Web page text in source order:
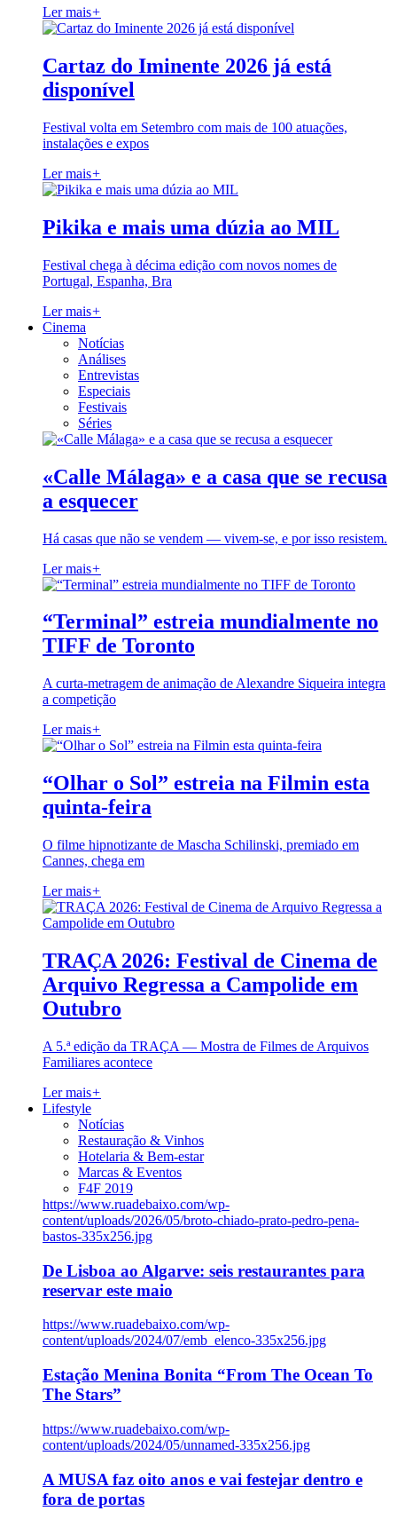
Ler mais+
Cartaz do Iminente 2026 já está
disponível
Festival volta em Setembro com mais de 100 atuações,
instalações e expos
Ler mais+
Pikika e mais uma dúzia ao MIL
Festival chega à décima edição com novos nomes de
Portugal, Espanha, Bra
Ler mais+
Cinema
Notícias
Análises
Entrevistas
Especiais
Festivais
Séries
«Calle Málaga» e a casa que se recusa
a esquecer
Há casas que não se vendem — vivem-se, e por isso resistem.
Ler mais+
“Terminal” estreia mundialmente no
TIFF de Toronto
A curta-metragem de animação de Alexandre Siqueira integra
a competição
Ler mais+
“Olhar o Sol” estreia na Filmin esta
quinta-feira
O filme hipnotizante de Mascha Schilinski, premiado em
Cannes, chega em
Ler mais+
TRAÇA 2026: Festival de Cinema de
Arquivo Regressa a Campolide em
Outubro
A 5.ª edição da TRAÇA — Mostra de Filmes de Arquivos
Familiares acontece
Ler mais+
Lifestyle
Notícias
Restauração & Vinhos
Hotelaria & Bem-estar
Marcas & Eventos
F4F 2019
https://www.ruadebaixo.com/wp-
content/uploads/2026/05/broto-chiado-prato-pedro-pena-
bastos-335x256.jpg
De Lisboa ao Algarve: seis restaurantes para
reservar este maio
https://www.ruadebaixo.com/wp-
content/uploads/2024/07/emb_elenco-335x256.jpg
Estação Menina Bonita “From The Ocean To
The Stars”
https://www.ruadebaixo.com/wp-
content/uploads/2024/05/unnamed-335x256.jpg
A MUSA faz oito anos e vai festejar dentro e
fora de portas